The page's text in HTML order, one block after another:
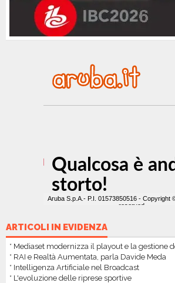
ARTICOLI IN EVIDENZA
* Mediaset modernizza il playout e la gestione
* RAI e Realtà Aumentata, parla Davide Meda
* Intelligenza Artificiale nel Broadcast
* L'evoluzione delle riprese sportive